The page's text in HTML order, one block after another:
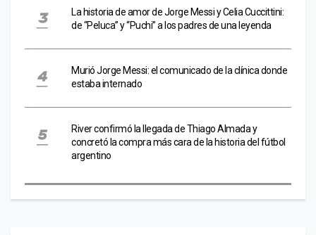
La historia de amor de Jorge Messi y Celia Cuccittini:
de “Peluca” y “Puchi” a los padres de una leyenda
Murió Jorge Messi: el comunicado de la clínica donde
estaba internado
River confirmó la llegada de Thiago Almada y
concretó la compra más cara de la historia del fútbol
argentino